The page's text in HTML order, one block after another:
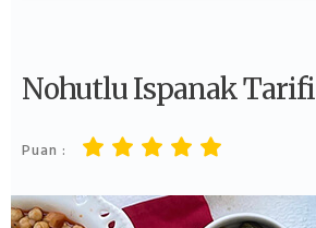
Nohutlu Ispanak Tarifi
Puan :